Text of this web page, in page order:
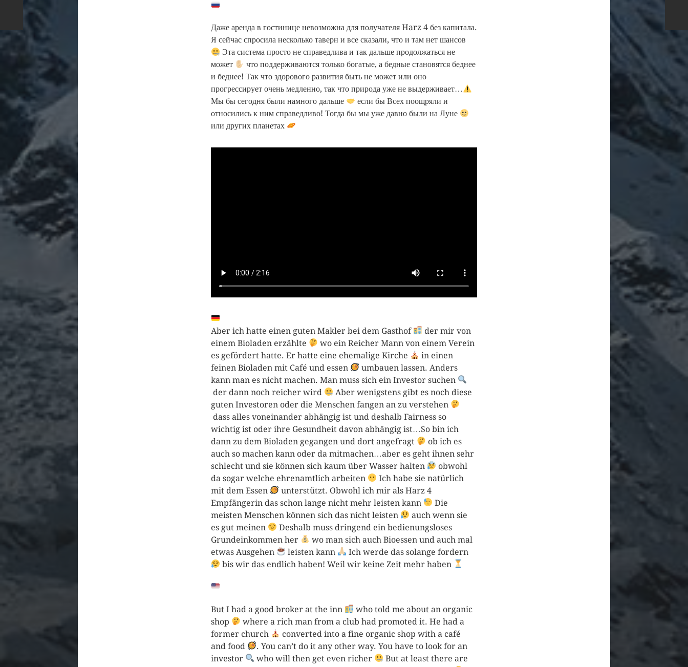
Даже аренда в гостинице невозможна для получателя Harz 4 без капитала.
Я сейчас спросила несколько таверн и все сказали, что и там нет шансов
Эта система просто не справедлива и так дальше продолжаться не
может
что поддерживаются только богатые, а бедные становятся беднее
и беднее! Так что здорового развития быть не может или оно
прогрессирует очень медленно, так что природа уже не выдерживает…
Мы бы сегодня были намного дальше
если бы Всех поощряли и
относились к ним справедливо! Тогда бы мы уже давно были на Луне
или других планетах
Aber ich hatte einen guten Makler bei dem Gasthof
der mir von
einem Bioladen erzählte
wo ein Reicher Mann von einem Verein
es gefördert hatte. Er hatte eine ehemalige Kirche
in einen
feinen Bioladen mit Café und essen
umbauen lassen. Anders
kann man es nicht machen. Man muss sich ein Investor suchen
der dann noch reicher wird
Aber wenigstens gibt es noch diese
guten Investoren oder die Menschen fangen an zu verstehen
dass alles voneinander abhängig ist und deshalb Fairness so
wichtig ist oder ihre Gesundheit davon abhängig ist…So bin ich
dann zu dem Bioladen gegangen und dort angefragt
ob ich es
auch so machen kann oder da mitmachen…aber es geht ihnen sehr
schlecht und sie können sich kaum über Wasser halten
obwohl
da sogar welche ehrenamtlich arbeiten
Ich habe sie natürlich
mit dem Essen
unterstützt. Obwohl ich mir als Harz 4
Empfängerin das schon lange nicht mehr leisten kann
Die
meisten Menschen können sich das nicht leisten
auch wenn sie
es gut meinen
Deshalb muss dringend ein bedienungsloses
Grundeinkommen her
wo man sich auch Bioessen und auch mal
etwas Ausgehen
leisten kann
Ich werde das solange fordern
bis wir das endlich haben! Weil wir keine Zeit mehr haben
But I had a good broker at the inn
who told me about an organic
shop
where a rich man from a club had promoted it. He had a
former church
converted into a fine organic shop with a café
and food
. You can’t do it any other way. You have to look for an
investor
who will then get even richer
But at least there are